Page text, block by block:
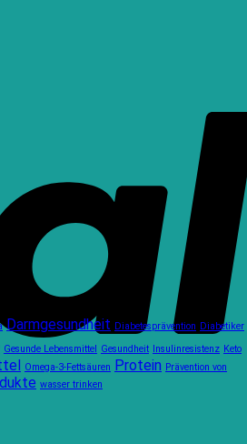
Darmgesundheit Diabetesprävention Diabetiker
Gesunde Lebensmittel Gesundheit Insulinresistenz Keto
Omega-3-Fettsäuren Protein Prävention von
wasser trinken